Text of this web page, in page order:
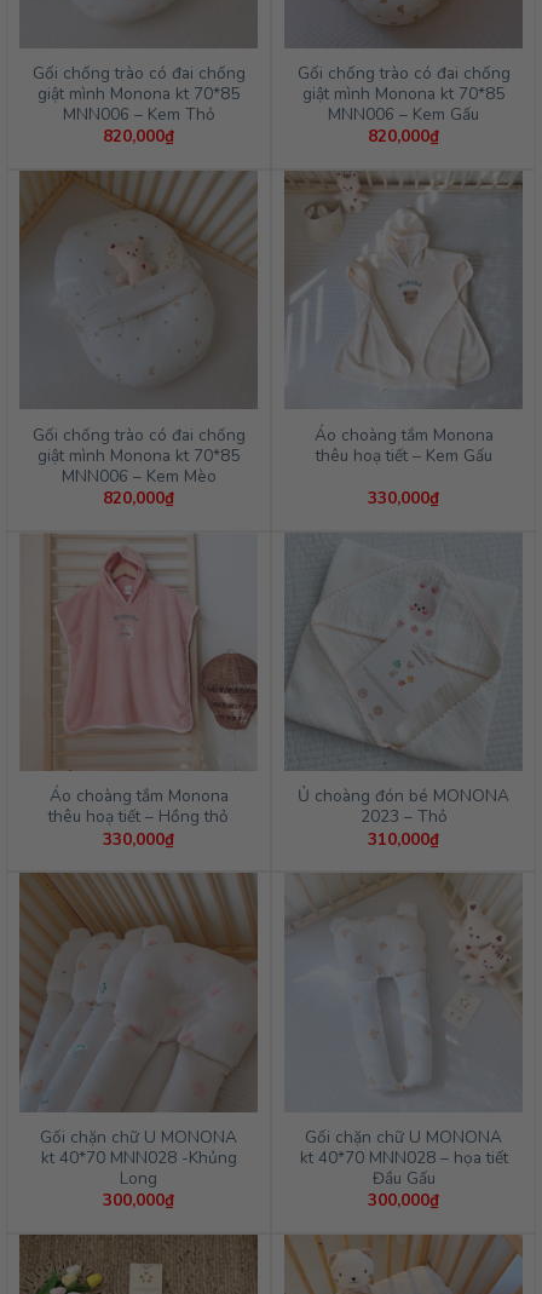
Gối chống trào có đai chống
giật mình Monona kt 70*85
MNN006 – Kem Thỏ
820,000₫
Gối chống trào có đai chống
giật mình Monona kt 70*85
MNN006 – Kem Gấu
820,000₫
Gối chống trào có đai chống
giật mình Monona kt 70*85
MNN006 – Kem Mèo
820,000₫
Áo choàng tắm Monona
thêu hoạ tiết – Kem Gấu
330,000₫
Áo choàng tắm Monona
thêu hoạ tiết – Hồng thỏ
330,000₫
Ủ choàng đón bé MONONA
2023 – Thỏ
310,000₫
Gối chặn chữ U MONONA
kt 40*70 MNN028 -Khủng
Long
300,000₫
Gối chặn chữ U MONONA
kt 40*70 MNN028 – họa tiết
Đầu Gấu
300,000₫